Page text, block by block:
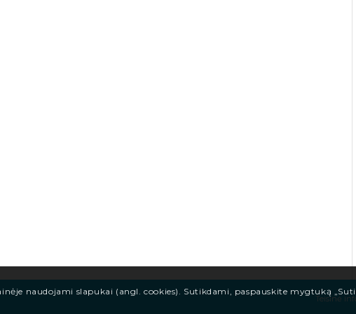
Teisinė
naudojami slapukai (angl. cookies). Sutikdami, paspauskite mygtuką